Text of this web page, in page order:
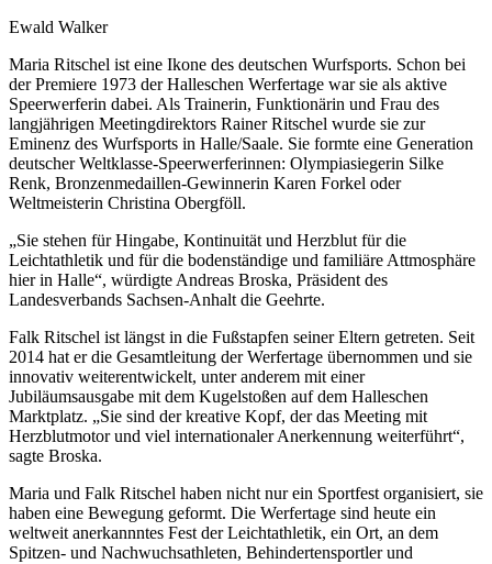
Ewald Walker
Maria Ritschel ist eine Ikone des deutschen Wurfsports. Schon bei
der Premiere 1973 der Halleschen Werfertage war sie als aktive
Speerwerferin dabei. Als Trainerin, Funktionärin und Frau des
langjährigen Meetingdirektors Rainer Ritschel wurde sie zur
Eminenz des Wurfsports in Halle/Saale. Sie formte eine Generation
deutscher Weltklasse-Speerwerferinnen: Olympiasiegerin Silke
Renk, Bronzenmedaillen-Gewinnerin Karen Forkel oder
Weltmeisterin Christina Obergföll.
„Sie stehen für Hingabe, Kontinuität und Herzblut für die
Leichtathletik und für die bodenständige und familiäre Attmosphäre
hier in Halle“, würdigte Andreas Broska, Präsident des
Landesverbands Sachsen-Anhalt die Geehrte.
Falk Ritschel ist längst in die Fußstapfen seiner Eltern getreten. Seit
2014 hat er die Gesamtleitung der Werfertage übernommen und sie
innovativ weiterentwickelt, unter anderem mit einer
Jubiläumsausgabe mit dem Kugelstoßen auf dem Halleschen
Marktplatz. „Sie sind der kreative Kopf, der das Meeting mit
Herzblutmotor und viel internationaler Anerkennung weiterführt“,
sagte Broska.
Maria und Falk Ritschel haben nicht nur ein Sportfest organisiert, sie
haben eine Bewegung geformt. Die Werfertage sind heute ein
weltweit anerkannntes Fest der Leichtathletik, ein Ort, an dem
Spitzen- und Nachwuchsathleten, Behindertensportler und